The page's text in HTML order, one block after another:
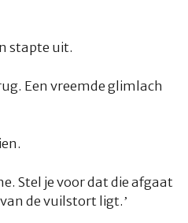
stapte uit.
Een vreemde glimlach
Stel je voor dat die afgaat
de vuilstort ligt.’